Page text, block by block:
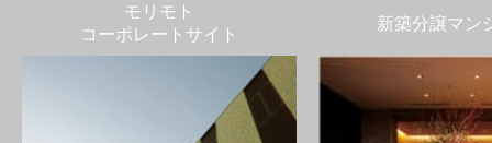
モリモト
コーポレートサイト
新築分譲マン